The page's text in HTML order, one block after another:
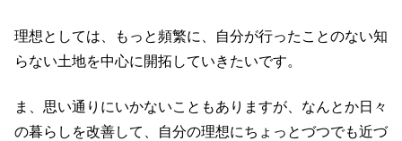
理想としては、もっと頻繁に、自分が行ったことのない知
らない土地を中心に開拓していきたいです。
ま、思い通りにいかないこともありますが、なんとか日々
の暮らしを改善して、自分の理想にちょっとづつでも近づ